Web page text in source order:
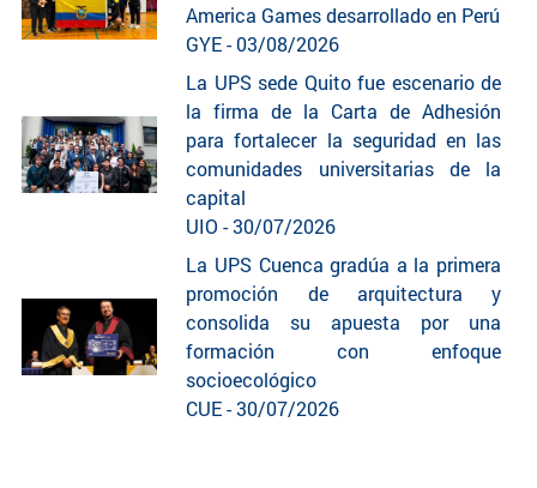
America Games desarrollado en Perú
GYE - 03/08/2026
La UPS sede Quito fue escenario de
la firma de la Carta de Adhesión
para fortalecer la seguridad en las
comunidades universitarias de la
capital
UIO - 30/07/2026
La UPS Cuenca gradúa a la primera
promoción de arquitectura y
consolida su apuesta por una
formación con enfoque
socioecológico
CUE - 30/07/2026